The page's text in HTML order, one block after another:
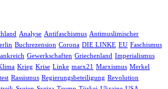
Analyse Antifaschismus Antimuslimischer
Buchrezension Corona DIE LINKE EU Faschismus
Gewerkschaften Griechenland Imperialismus
Krieg Krise Linke marx21 Marxismus Merkel
Rassismus Regierungsbeteiligung Revolution